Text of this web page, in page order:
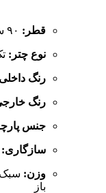
قطر:
نوع چتر:
رنگ
رنگ
جنس
سازگاری:
وزن: سبک
باز